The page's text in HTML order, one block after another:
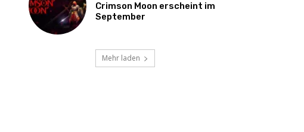
Crimson Moon erscheint im
September
Mehr laden